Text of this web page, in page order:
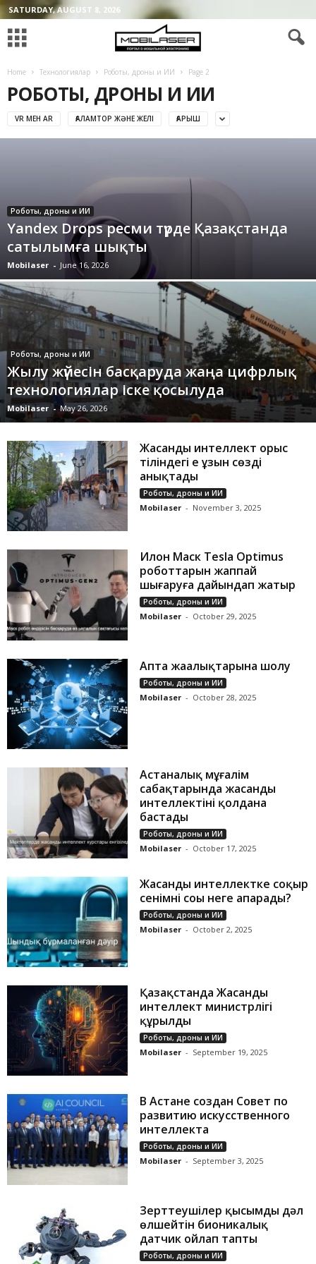
SATURDAY, AUGUST 8, 2026
Home Технологиялар Роботы, дроны и ИИ Page 2
РОБОТЫ, ДРОНЫ И ИИ
VR МЕН AR ҒАЛАМТОР ЖӘНЕ ЖЕЛІ ҒАРЫШ
Роботы, дроны и ИИ
Yandex Drops ресми түрде Қазақстанда
сатылымға шықты
Mobilaser - June 16, 2026
Роботы, дроны и ИИ
Жылу жүйесін басқаруда жаңа цифрлық
технологиялар іске қосылуда
Mobilaser - May 26, 2026
Жасанды интеллект орыс
тіліндегі ең ұзын сөзді
анықтады
Роботы, дроны и ИИ
Mobilaser - November 3, 2025
Илон Маск Tesla Optimus
роботтарын жаппай
шығаруға дайындап жатыр
Роботы, дроны и ИИ
Mobilaser - October 29, 2025
Апта жаңалықтарына шолу
Роботы, дроны и ИИ
Mobilaser - October 28, 2025
Астаналық мұғалім
сабақтарында жасанды
интеллектіні қолдана
бастады
Роботы, дроны и ИИ
Mobilaser - October 17, 2025
Жасанды интеллектке соқыр
сенімнің соңы неге апарады?
Роботы, дроны и ИИ
Mobilaser - October 2, 2025
Қазақстанда Жасанды
интеллект министрлігі
құрылды
Роботы, дроны и ИИ
Mobilaser - September 19, 2025
В Астане создан Совет по
развитию искусственного
интеллекта
Роботы, дроны и ИИ
Mobilaser - September 3, 2025
Зерттеушілер қысымды дәл
өлшейтін бионикалық
датчик ойлап тапты
Роботы, дроны и ИИ